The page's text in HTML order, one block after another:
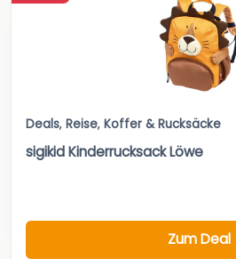
Deals, Reise, Koffer & Rucksäcke
sigikid Kinderrucksack Löwe
Zum Deal